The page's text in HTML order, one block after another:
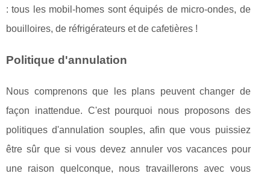
: tous les mobil-homes sont équipés de micro-ondes, de
bouilloires, de réfrigérateurs et de cafetières !
Politique d'annulation
Nous comprenons que les plans peuvent changer de
façon inattendue. C'est pourquoi nous proposons des
politiques d'annulation souples, afin que vous puissiez
être sûr que si vous devez annuler vos vacances pour
une raison quelconque, nous travaillerons avec vous